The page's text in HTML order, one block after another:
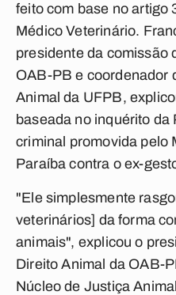
feito com base no artigo
Médico Veterinário.
presidente da comissão
OAB-PB e coordenador
Animal da UFPB,
baseada no inquérito
criminal promovida pelo
Paraíba contra o ex-
"Ele simplesmente
veterinários] da forma
animais", explicou o
Direito Animal da OAB-
Núcleo de Justiça